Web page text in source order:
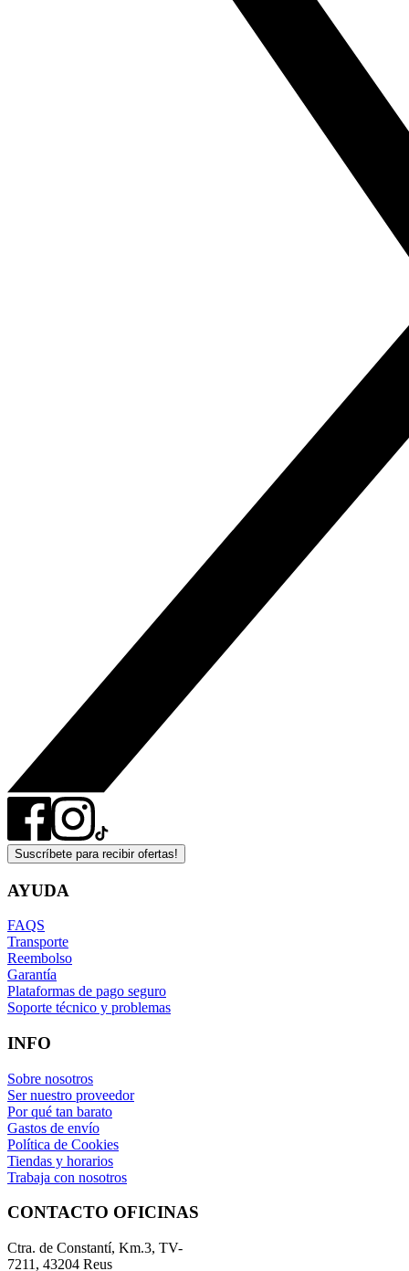
Suscríbete para recibir ofertas!
AYUDA
FAQS
Transporte
Reembolso
Garantía
Plataformas de pago seguro
Soporte técnico y problemas
INFO
Sobre nosotros
Ser nuestro proveedor
Por qué tan barato
Gastos de envío
Política de Cookies
Tiendas y horarios
Trabaja con nosotros
CONTACTO OFICINAS
Ctra. de Constantí, Km.3, TV-
7211, 43204 Reus